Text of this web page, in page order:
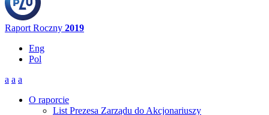
Raport Roczny 2019
Eng
Pol
a a a
O raporcie
List Prezesa Zarządu do Akcjonariuszy